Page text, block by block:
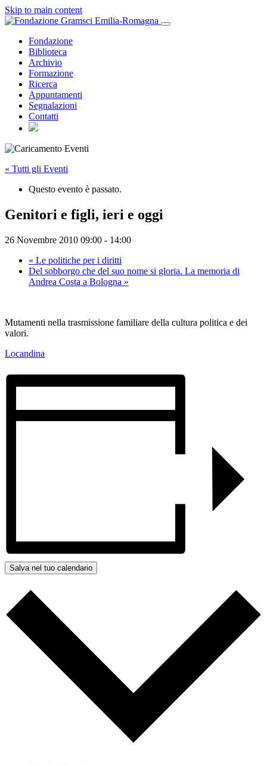
Skip to main content
Fondazione
Biblioteca
Archivio
Formazione
Ricerca
Appuntamenti
Segnalazioni
Contatti
« Tutti gli Eventi
Questo evento è passato.
Genitori e figli, ieri e oggi
26 Novembre 2010 09:00 - 14:00
« Le politiche per i diritti
Del sobborgo che del suo nome si gloria. La memoria di
Andrea Costa a Bologna »
Mutamenti nella trasmissione familiare della cultura politica e dei
valori.
Locandina
Salva nel tuo calendario